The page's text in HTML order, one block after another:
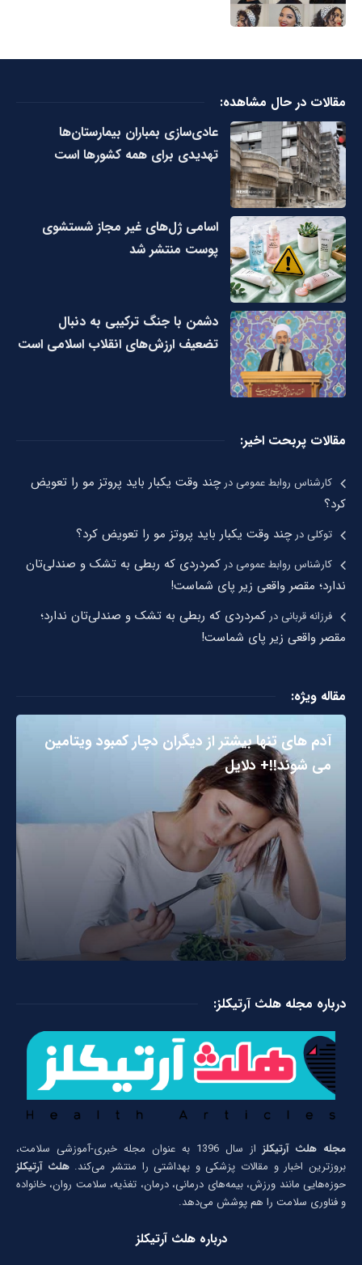
مقالات در حال مشاهده:
عادی‌سازی بمباران بیمارستان‌ها
تهدیدی برای همه کشورها است
اسامی ژل‌های غیر مجاز شستشوی
پوست منتشر شد
دشمن با جنگ ترکیبی به دنبال
تضعیف ارزش‌های انقلاب اسلامی است
مقالات پربحت اخیر:
کارشناس روابط عمومیدرچند وقت یکبار باید پروتز مو را تعویض
کرد؟
توکلیدرچند وقت یکبار باید پروتز مو را تعویض کرد؟
کارشناس روابط عمومیدر کمردردی که ربطی به تشک و صندلی‌تان
ندارد؛ مقصر واقعی زیر پای شماست!
فرزانه قربانیدر کمردردی که ربطی به تشک و صندلی‌تان ندارد؛
مقصر واقعی زیر پای شماست!
مقاله ویژه:
آدم های تنها بیشتر از دیگران دچار کمبود ویتامین
می شوند!!+ دلایل
درباره مجله هلث آرتیکلز:
مجله هلث آرتیکلز
از سال 1396 به عنوان مجله خبری-آموزشی سلامت،
بروزترین اخبار و مقالات پزشکی و بهداشتی را منتشر می‌کند.هلث آرتیکلز
حوزه‌هایی مانند ورزش، بیمه‌های درمانی، درمان، تغذیه، سلامت روان، خانواده
و فناوری سلامت را هم پوشش می‌دهد.
درباره هلث آرتیکلز